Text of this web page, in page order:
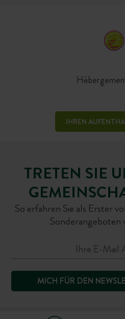
IHREN
TRETEN SIE
So erfahren Sie als Erster
MICH FÜR DEN